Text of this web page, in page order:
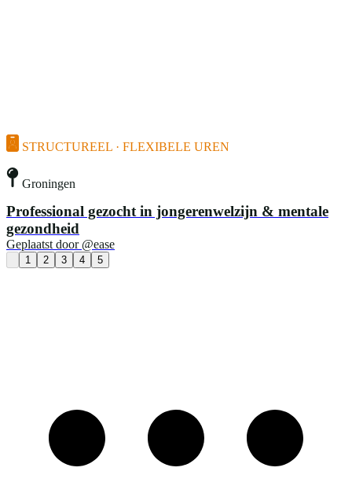
STRUCTUREEL · FLEXIBELE UREN
Groningen
Professional gezocht in jongerenwelzijn & mentale
gezondheid
Geplaatst door @ease
1 2 3 4 5